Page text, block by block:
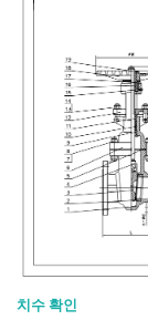
치수 확인